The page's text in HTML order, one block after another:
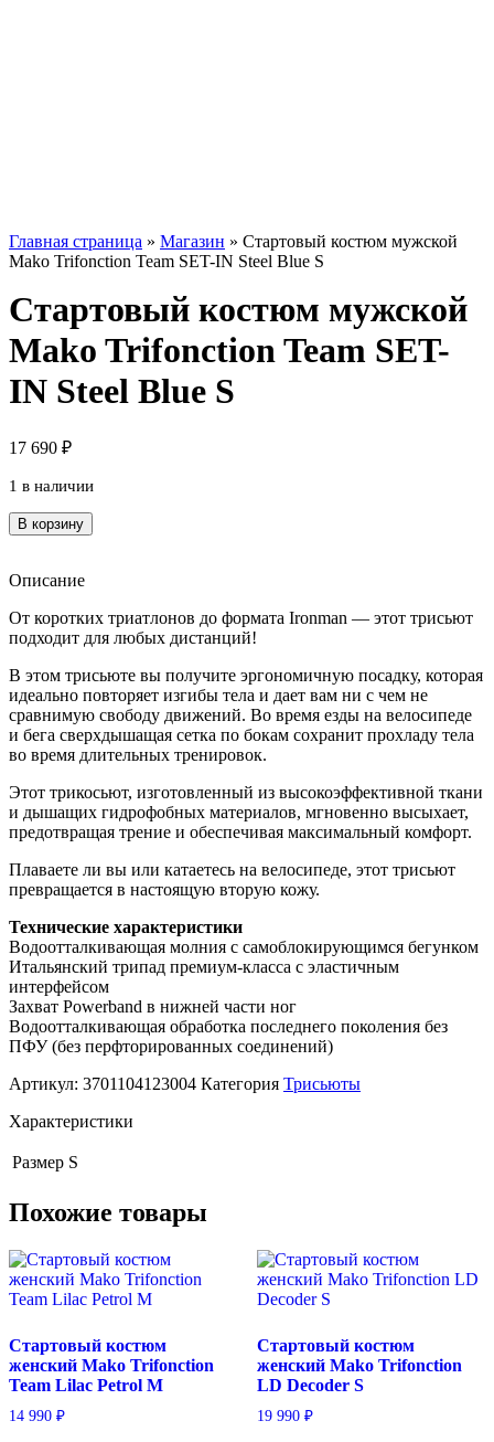
Главная страница » Магазин » Стартовый костюм мужской
Mako Trifonction Team SET-IN Steel Blue S
Стартовый костюм мужской
Mako Trifonction Team SET-
IN Steel Blue S
17 690 ₽
1 в наличии
Количество
товара
костюм
Mako
Trifonction
SET-
IN
Steel
Blue
S
В корзину
Описание
От коротких триатлонов до формата Ironman — этот трисьют
подходит для любых дистанций!
В этом трисьюте вы получите эргономичную посадку, которая
идеально повторяет изгибы тела и дает вам ни с чем не
сравнимую свободу движений. Во время езды на велосипеде
и бега сверхдышащая сетка по бокам сохранит прохладу тела
во время длительных тренировок.
Этот трикосьют, изготовленный из высокоэффективной ткани
и дышащих гидрофобных материалов, мгновенно высыхает,
предотвращая трение и обеспечивая максимальный комфорт.
Плаваете ли вы или катаетесь на велосипеде, этот трисьют
превращается в настоящую вторую кожу.
Технические характеристики
Водоотталкивающая молния с самоблокирующимся бегунком
Итальянский трипад премиум-класса с эластичным
интерфейсом
Захват Powerband в нижней части ног
Водоотталкивающая обработка последнего поколения без
ПФУ (без перфторированных соединений)
Артикул: 3701104123004 Категория Трисьюты
Характеристики
Размер S
Похожие товары
Стартовый костюм
женский Mako Trifonction
Team Lilac Petrol M
14 990 ₽
Стартовый костюм
женский Mako Trifonction
LD Decoder S
19 990 ₽